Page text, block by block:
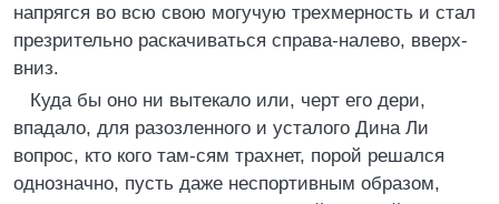
напрягся во всю свою могучую трехмерность и стал
презрительно раскачиваться справа-налево, вверх-
вниз.
Куда бы оно ни вытекало или, черт его дери,
впадало, для разозленного и усталого Дина Ли
вопрос, кто кого там-сям трахнет, порой решался
однозначно, пусть даже неспортивным образом,